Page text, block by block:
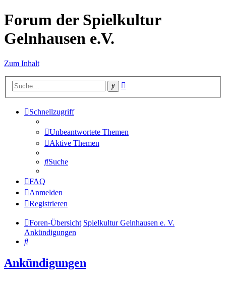
Forum der Spielkultur
Gelnhausen e.V.
Zum Inhalt
Suche
Schnellzugriff
Unbeantwortete Themen
Aktive Themen
Suche
FAQ
Anmelden
Registrieren
Foren-Übersicht Spielkultur Gelnhausen e. V.
Ankündigungen
Suche
Ankündigungen